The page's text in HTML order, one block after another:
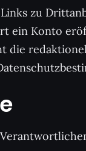
zu
ein Konto
die